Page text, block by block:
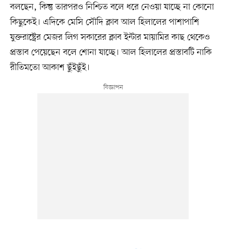
বলছেন, কিন্তু তারপরও নিশ্চিত বলে ধরে নেওয়া যাচ্ছে না কোনো
কিছুকেই। এদিকে মেসি সৌদি ক্লাব আল হিলালের পাশাপাশি
যুক্তরাষ্ট্রের মেজর লিগ সকারের ক্লাব ইন্টার মায়ামির কাছ থেকেও
প্রস্তাব পেয়েছেন বলে শোনা যাচ্ছে। আল হিলালের প্রস্তাবটি নাকি
রীতিমতো আকাশ ছুঁইছুঁই।